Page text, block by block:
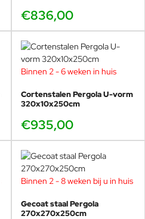
€836,00
Binnen 2 - 6 weken in huis
Cortenstalen Pergola U-vorm
320x10x250cm
€935,00
Binnen 2 - 8 weken bij u in huis
Gecoat staal Pergola
270x270x250cm